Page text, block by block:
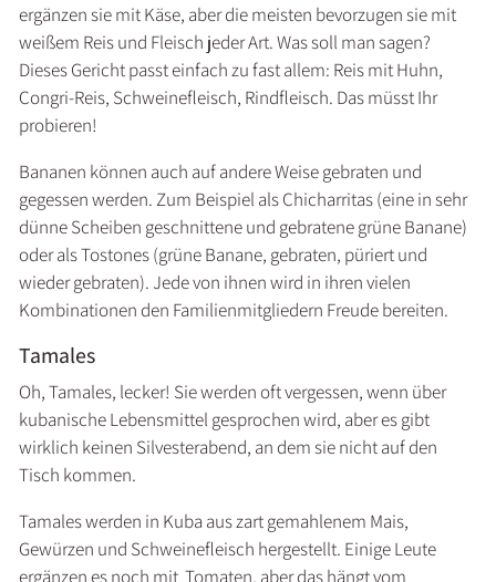
ergänzen sie mit Käse, aber die meisten bevorzugen sie mit
weißem Reis und Fleisch jeder Art. Was soll man sagen?
Dieses Gericht passt einfach zu fast allem: Reis mit Huhn,
Congri-Reis, Schweinefleisch, Rindfleisch. Das müsst Ihr
probieren!
Bananen können auch auf andere Weise gebraten und
gegessen werden. Zum Beispiel als Chicharritas (eine in sehr
dünne Scheiben geschnittene und gebratene grüne Banane)
oder als Tostones (grüne Banane, gebraten, püriert und
wieder gebraten). Jede von ihnen wird in ihren vielen
Kombinationen den Familienmitgliedern Freude bereiten.
Tamales
Oh, Tamales, lecker! Sie werden oft vergessen, wenn über
kubanische Lebensmittel gesprochen wird, aber es gibt
wirklich keinen Silvesterabend, an dem sie nicht auf den
Tisch kommen.
Tamales werden in Kuba aus zart gemahlenem Mais,
Gewürzen und Schweinefleisch hergestellt. Einige Leute
ergänzen es noch mit Tomaten, aber das hängt vom